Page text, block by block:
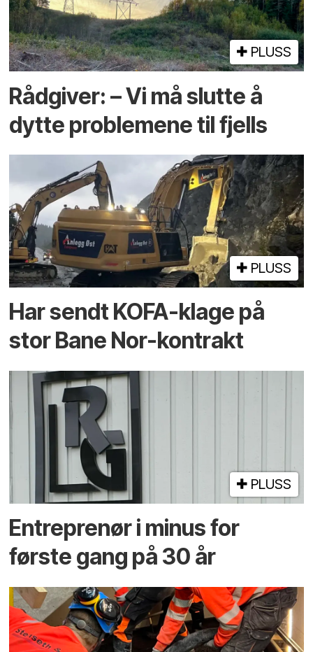
PLUSS
Rådgiver: – Vi må slutte å
dytte problemene til fjells
PLUSS
Har sendt KOFA-klage på
stor Bane Nor-kontrakt
PLUSS
Entreprenør i minus for
første gang på 30 år